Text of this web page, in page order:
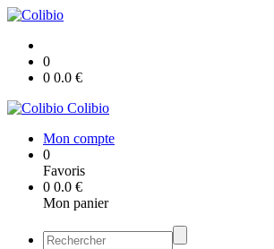
0
0 0.0 €
Colibio
Mon compte
0
Favoris
0 0.0 €
Mon panier